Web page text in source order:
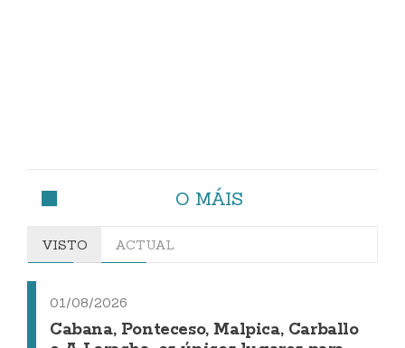
O MÁIS
VISTO ACTUAL
01/08/2026
Cabana, Ponteceso, Malpica, Carballo